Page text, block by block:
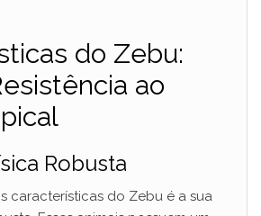
do Zebu:
ao
Robusta
características do Zebu é a sua